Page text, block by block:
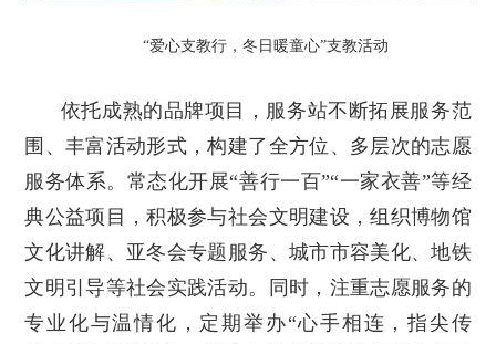
“爱心支教行，冬日暖童心”支教活动
依托成熟的品牌项目，服务站不断拓展服务范
围、丰富活动形式，构建了全方位、多层次的志愿
服务体系。常态化开展“善行一百”“一家衣善”等经
典公益项目，积极参与社会文明建设，组织博物馆
文化讲解、亚冬会专题服务、城市市容美化、地铁
文明引导等社会实践活动。同时，注重志愿服务的
专业化与温情化，定期举办“心手相连，指尖传